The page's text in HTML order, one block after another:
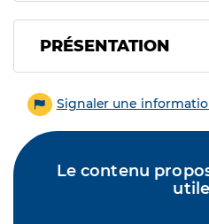
PRÉSENTATION
Signaler une
Le contenu